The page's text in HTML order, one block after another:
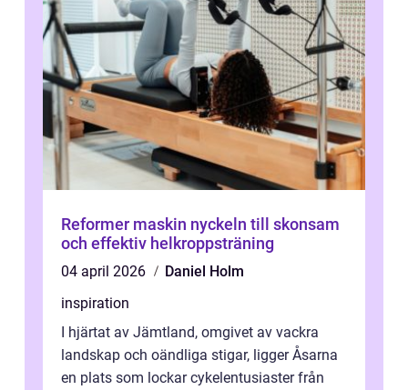
Reformer maskin nyckeln till skonsam
och effektiv helkroppsträning
04 april 2026
Daniel Holm
inspiration
I hjärtat av Jämtland, omgivet av vackra
landskap och oändliga stigar, ligger Åsarna
en plats som lockar cykelentusiaster från